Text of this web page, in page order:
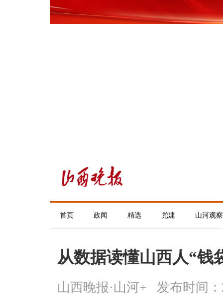
首页 政闻 精选 党建 山河观察
从数据读懂山西人“钱
山西晚报·山河+ 发布时间：